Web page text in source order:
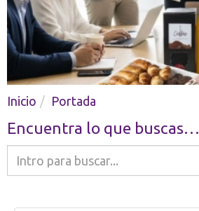
Catering en Madrid
Inicio Portada
Encuentra lo que buscas…